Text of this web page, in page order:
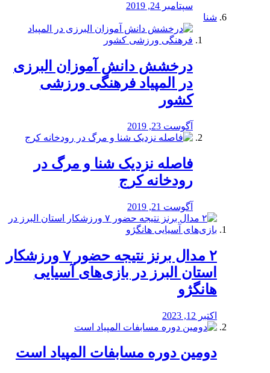
سپتامبر 24, 2019
شنا
درخشش دانش آموزان البرزی
در المپیاد فرهنگی ورزشی
کشور
آگوست 23, 2019
️فاصله نزدیک شنا و مرگ در
رودخانه کرج
آگوست 21, 2019
۲ مدال برنز نتیجه حضور ۷ ورزشکار
استان البرز در بازی‌های آسیایی
هانگژو
اکتبر 12, 2023
دومین دوره مسابفات المپیاد است